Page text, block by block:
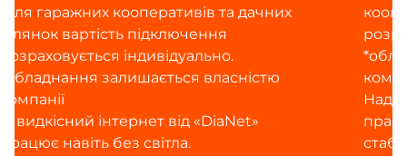
кооперативів – підключення
розраховується індивідуально.
*обладнання залишається власністю
компанії
Надшвидкісний інтернет від DiaNet
працює навіть без електроенергії —
стабільність у будь-яких умовах.